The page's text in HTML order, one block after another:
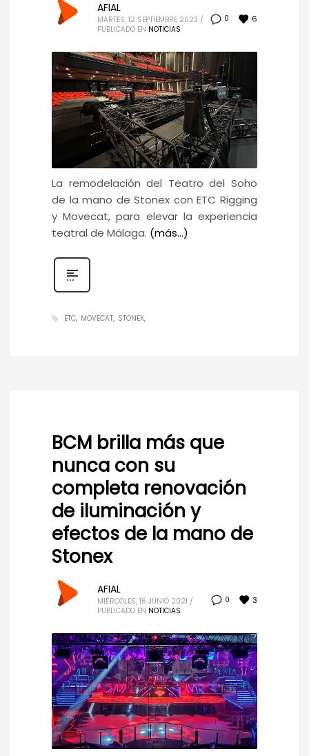
0 6
AFIAL
MARTES, 12 SEPTIEMBRE 2023 /
PUBLICADO EN NOTICIAS
La remodelación del Teatro del Soho
de la mano de Stonex con ETC Rigging
y Movecat, para elevar la experiencia
teatral de Málaga. (más…)
ETC MOVECAT STONEX
BCM brilla más que
nunca con su
completa renovación
de iluminación y
efectos de la mano de
Stonex
0 3
AFIAL
MIÉRCOLES, 16 JUNIO 2021 /
PUBLICADO EN NOTICIAS